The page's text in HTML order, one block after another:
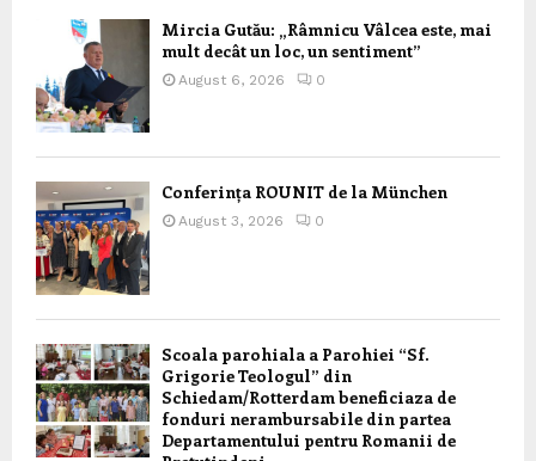
Mircia Gutău: „Râmnicu Vâlcea este, mai
mult decât un loc, un sentiment”
August 6, 2026 0
Conferința ROUNIT de la München
August 3, 2026 0
Scoala parohiala a Parohiei “Sf.
Grigorie Teologul” din
Schiedam/Rotterdam beneficiaza de
fonduri nerambursabile din partea
Departamentului pentru Romanii de